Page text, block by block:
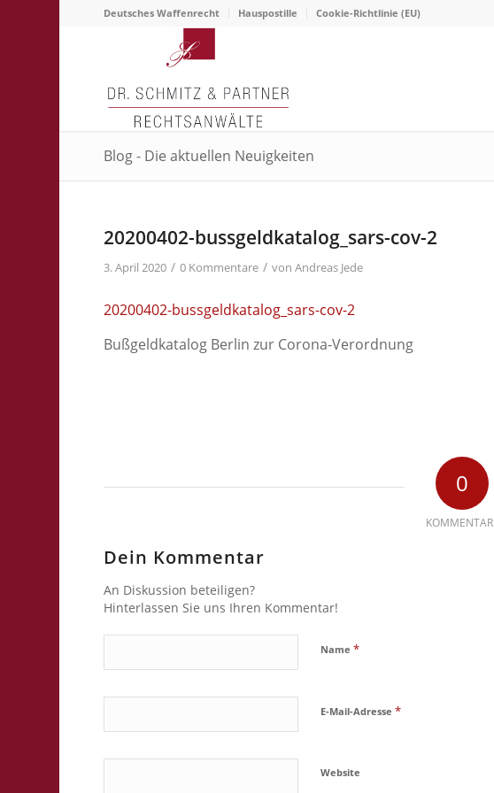
Deutsches Waffenrecht Hauspostille Cookie-Richtlinie (EU)
Blog - Die aktuellen Neuigkeiten
20200402-bussgeldkatalog_sars-cov-2
3. April 2020 / 0 Kommentare / vonAndreas Jede
20200402-bussgeldkatalog_sars-cov-2
Bußgeldkatalog Berlin zur Corona-Verordnung
0
Dein Kommentar
An Diskussion beteiligen?
Hinterlassen Sie uns Ihren Kommentar!
Name*
E-Mail-Adresse*
Website